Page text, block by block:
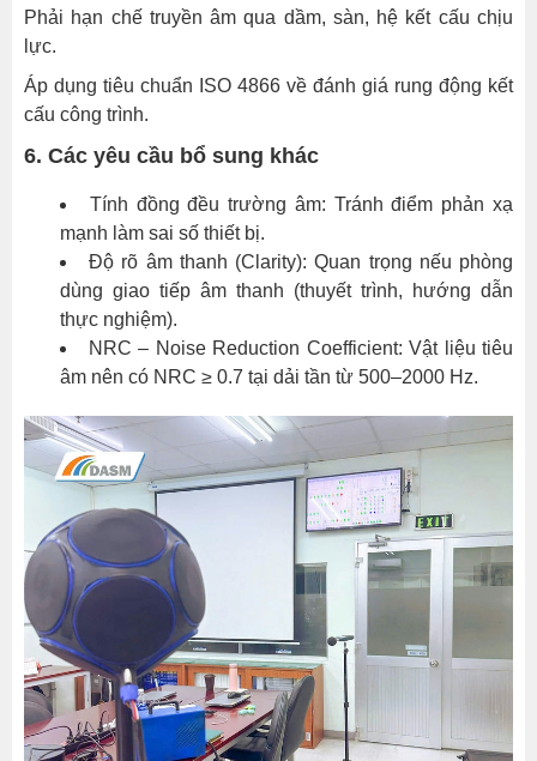
đầu
2.
Mức
độ
tiếng
nền
vượt
ngưỡng
cho
phép
3.
Vật
liệu
xây
dựng
không
đạt
chuẩn
cách
âm
và
tiêu
âm
4.
Phải hạn chế truyền âm qua dầm, sàn, hệ kết cấu chịu
lực.
Áp dụng tiêu chuẩn ISO 4866 về đánh giá rung động kết
cấu công trình.
6. Các yêu cầu bổ sung khác
Tính đồng đều trường âm: Tránh điểm phản xạ
mạnh làm sai số thiết bị.
Độ rõ âm thanh (Clarity): Quan trọng nếu phòng
dùng giao tiếp âm thanh (thuyết trình, hướng dẫn
thực nghiệm).
NRC – Noise Reduction Coefficient: Vật liệu tiêu
âm nên có NRC ≥ 0.7 tại dải tần từ 500–2000 Hz.